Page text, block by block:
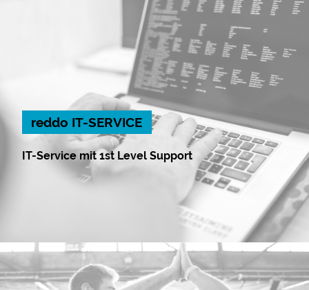
reddo IT-SERVICE
IT-Service mit 1st Level Support